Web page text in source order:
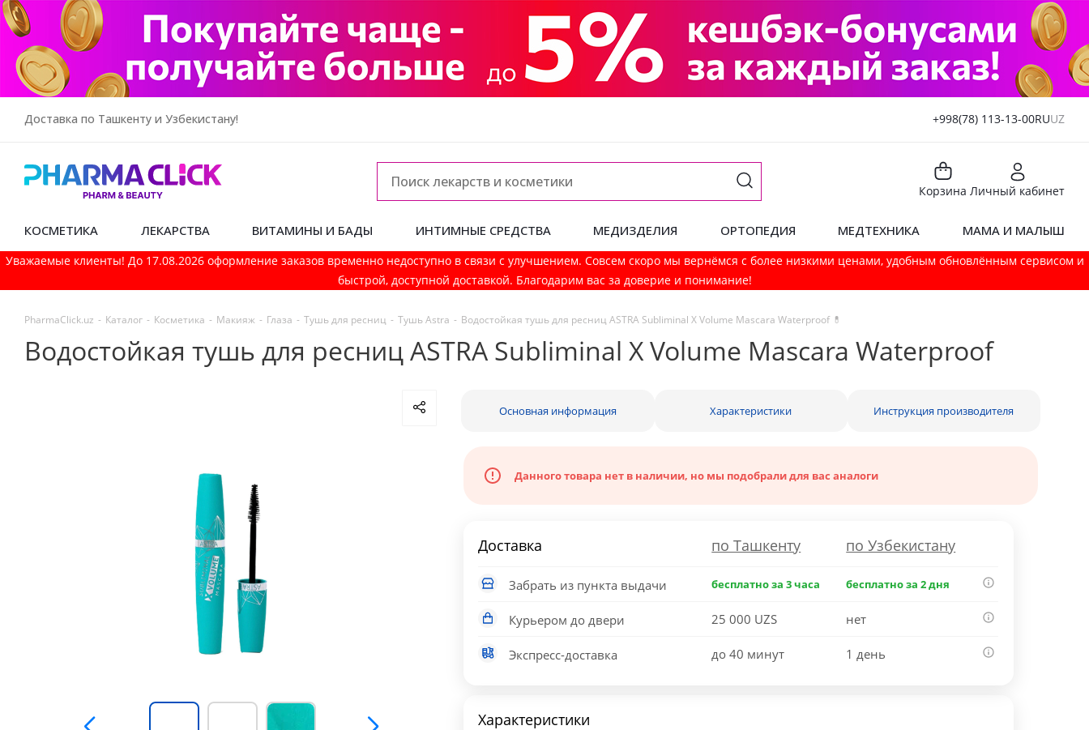
Доставка по Ташкенту и Узбекистану! +998(78) 113-13-00RUUZ
Корзина Личный кабинет
КОСМЕТИКА ЛЕКАРСТВА ВИТАМИНЫ И БАДЫ ИНТИМНЫЕ СРЕДСТВА МЕДИЗДЕЛИЯ ОРТОПЕДИЯ МЕДТЕХНИКА МАМА И МАЛЫШ
Уважаемые клиенты! До 17.08.2026 оформление заказов временно недоступно в связи с улучшением. Совсем скоро мы вернёмся с более низкими ценами, удобным обновлённым сервисом и
быстрой, доступной доставкой. Благодарим вас за доверие и понимание!
PharmaСlick.uz - Каталог - Косметика - Макияж - Глаза - Тушь для ресниц - Тушь Astra - Водостойкая тушь для ресниц ASTRA Subliminal X Volume Mascara Waterproof 💊
Водостойкая тушь для ресниц ASTRA Subliminal X Volume Mascara Waterproof
Основная информация Характеристики Инструкция производителя
Данного товара нет в наличии, но мы подобрали для вас аналоги
Доставка по Ташкенту по Узбекистану
Забрать из пункта выдачи бесплатно за 3 часа бесплатно за 2 дня
Курьером до двери 25 000 UZS нет
Экспресс-доставка до 40 минут 1 день
Характеристики